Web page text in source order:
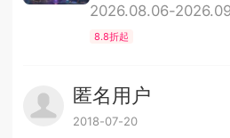
2026.08.06-
8.8折起
匿名用户
2018-07-20